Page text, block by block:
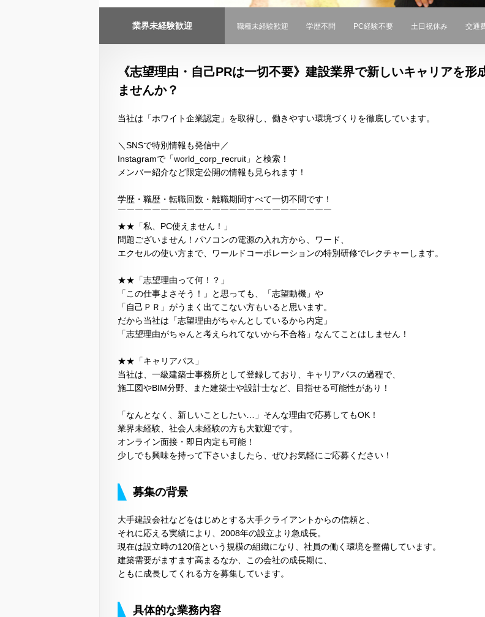
業界未経験歓迎 職種未経験歓迎 学歴不問 PC経験不要 土日祝休み 交通
《志望理由・自己PRは一切不要》建設業界で新しいキャリアを形
ませんか？
当社は「ホワイト企業認定」を取得し、働きやすい環境づくりを徹底しています。
＼SNSで特別情報も発信中／
Instagramで「world_corp_recruit」と検索！
メンバー紹介など限定公開の情報も見られます！
学歴・職歴・転職回数・離職期間すべて一切不問です！
￣￣￣￣￣￣￣￣￣￣￣￣￣￣￣￣￣￣￣￣￣￣￣￣￣
★★「私、PC使えません！」
問題ございません！パソコンの電源の入れ方から、ワード、
エクセルの使い方まで、ワールドコーポレーションの特別研修でレクチャーします。
★★「志望理由って何！？」
「この仕事よさそう！」と思っても、「志望動機」や
「自己ＰＲ」がうまく出てこない方もいると思います。
だから当社は「志望理由がちゃんとしているから内定」
「志望理由がちゃんと考えられてないから不合格」なんてことはしません！
★★「キャリアパス」
当社は、一級建築士事務所として登録しており、キャリアパスの過程で、
施工図やBIM分野、また建築士や設計士など、目指せる可能性があり！
「なんとなく、新しいことしたい…」そんな理由で応募してもOK！
業界未経験、社会人未経験の方も大歓迎です。
オンライン面接・即日内定も可能！
少しでも興味を持って下さいましたら、ぜひお気軽にご応募ください！
募集の背景
大手建設会社などをはじめとする大手クライアントからの信頼と、
それに応える実績により、2008年の設立より急成長。
現在は設立時の120倍という規模の組織になり、社員の働く環境を整備しています。
建築需要がますます高まるなか、この会社の成長期に、
ともに成長してくれる方を募集しています。
具体的な業務内容